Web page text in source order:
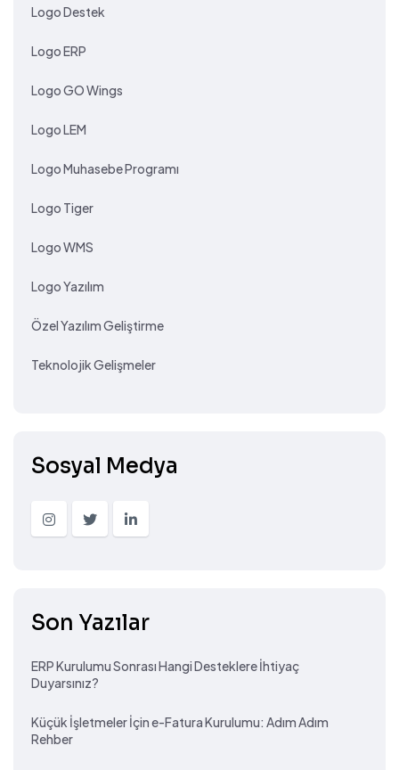
Logo Destek
Logo ERP
Logo GO Wings
Logo LEM
Logo Muhasebe Programı
Logo Tiger
Logo WMS
Logo Yazılım
Özel Yazılım Geliştirme
Teknolojik Gelişmeler
Sosyal Medya
Son Yazılar
ERP Kurulumu Sonrası Hangi Desteklere İhtiyaç
Duyarsınız?
Küçük İşletmeler İçin e-Fatura Kurulumu: Adım Adım
Rehber